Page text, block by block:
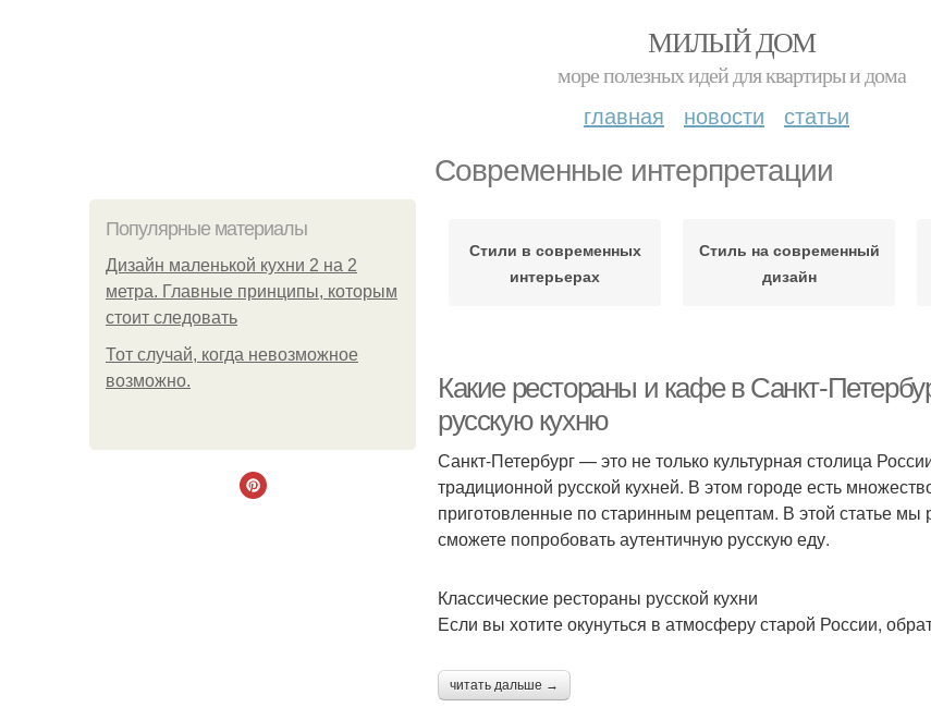
МИЛЫЙ ДОМ
море полезных идей для квартиры и дома
главная новости статьи
Современные интерпретации
Популярные материалы
Дизайн маленькой кухни 2 на 2
метра. Главные принципы, которым
стоит следовать
Тот случай, когда невозможное
возможно.
Стили в современных
интерьерах
Стиль на современный
дизайн
Какие рестораны и кафе в Санкт-
русскую кухню
Санкт-Петербург — это не только культурная столица
традиционной русской кухней. В этом городе есть
приготовленные по старинным рецептам. В этой статье
сможете попробовать аутентичную русскую еду.
Классические рестораны русской кухни
Если вы хотите окунуться в атмосферу старой России,
читать дальше →